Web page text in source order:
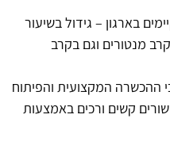
בארגון – גידול בשיעור
ב 50% (גם בקרב מנטורים וגם בקרב
ההכשרה המקצועית והפיתוח
קשים ורכים באמצעות